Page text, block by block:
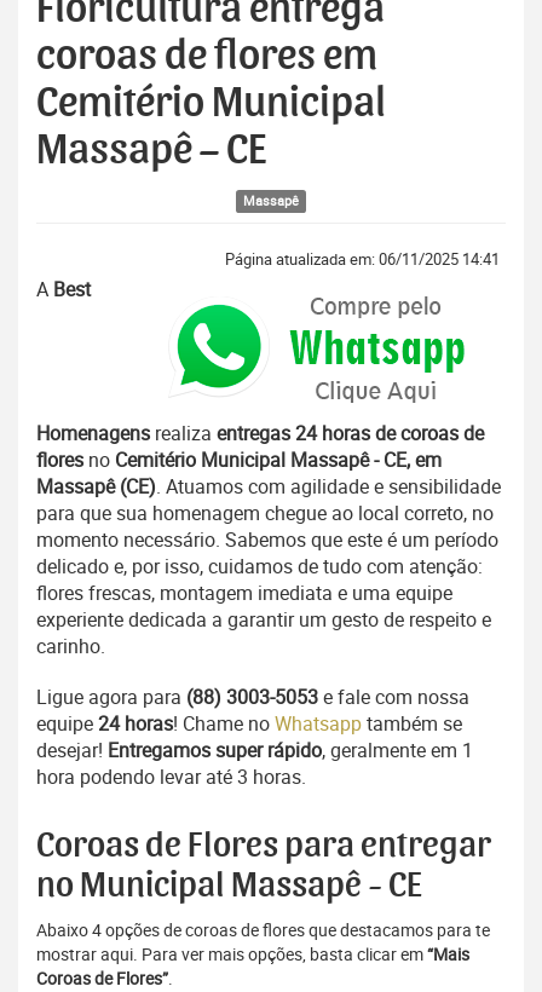
Floricultura entrega
coroas de flores em
Cemitério Municipal
Massapê – CE
Massapê
Página atualizada em: 06/11/2025 14:41
A Best
Homenagens realiza entregas 24 horas de coroas de
flores no Cemitério Municipal Massapê - CE, em
Massapê (CE). Atuamos com agilidade e sensibilidade
para que sua homenagem chegue ao local correto, no
momento necessário. Sabemos que este é um período
delicado e, por isso, cuidamos de tudo com atenção:
flores frescas, montagem imediata e uma equipe
experiente dedicada a garantir um gesto de respeito e
carinho.
Ligue agora para (88) 3003-5053e fale com nossa
equipe24 horas! Chame noWhatsapptambém se
desejar! Entregamos super rápido, geralmente em 1
hora podendo levar até 3 horas.
Coroas de Flores para entregar
no Municipal Massapê - CE
Abaixo 4 opções de coroas de flores que destacamos para te
mostrar aqui. Para ver mais opções, basta clicar em“Mais
Coroas de Flores”.